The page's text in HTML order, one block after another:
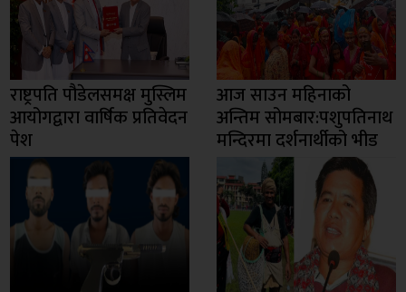
राष्ट्रपति पौडेलसमक्ष मुस्लिम
आयोगद्वारा वार्षिक प्रतिवेदन
पेश
आज साउन महिनाको
अन्तिम सोमबार:पशुपतिनाथ
मन्दिरमा दर्शनार्थीको भीड